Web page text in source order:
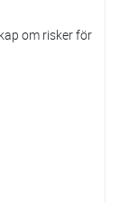
om risker för